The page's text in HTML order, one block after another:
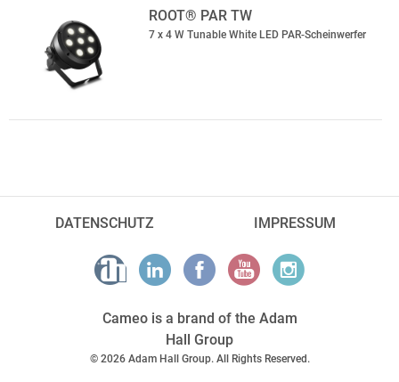
ROOT® PAR TW
7 x 4 W Tunable White LED PAR-Scheinwerfer
DATENSCHUTZ IMPRESSUM
Cameo is a brand of the Adam
Hall Group
© 2026 Adam Hall Group. All Rights Reserved.